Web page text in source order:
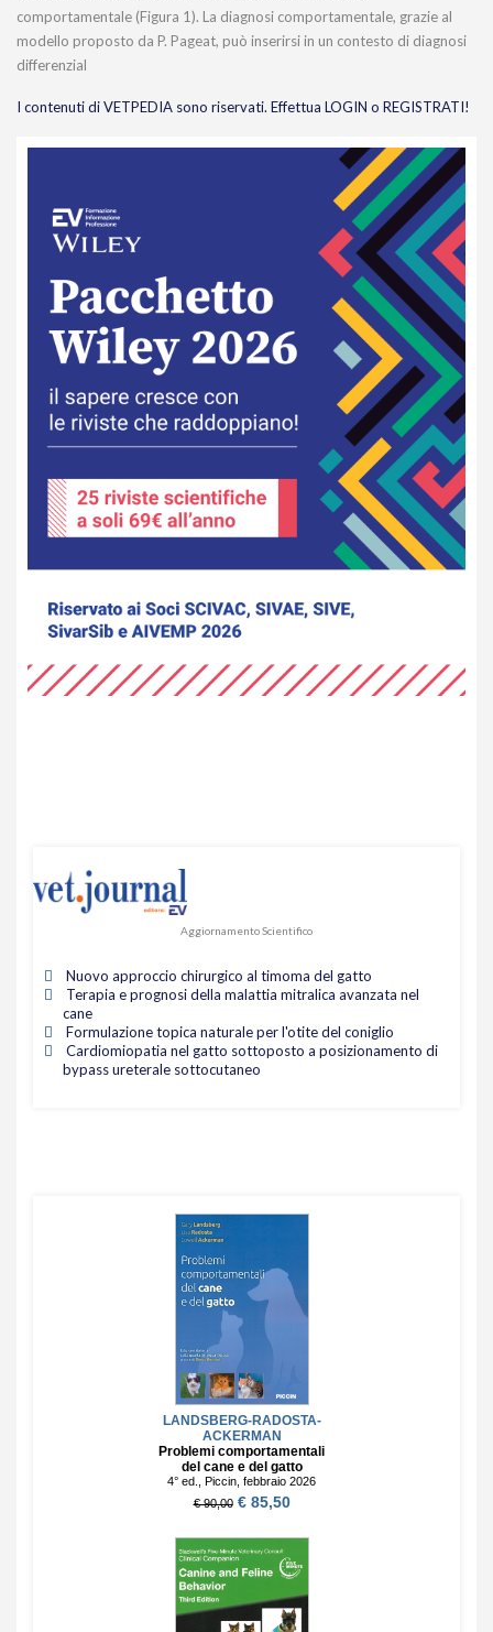
comportamentale (Figura 1). La diagnosi comportamentale, grazie al
modello proposto da P. Pageat, può inserirsi in un contesto di diagnosi
differenzial
I contenuti di VETPEDIA sono riservati. Effettua LOGIN o REGISTRATI!
Aggiornamento Scientifico
Nuovo approccio chirurgico al timoma del gatto
Terapia e prognosi della malattia mitralica avanzata nel
cane
Formulazione topica naturale per l'otite del coniglio
Cardiomiopatia nel gatto sottoposto a posizionamento di
bypass ureterale sottocutaneo